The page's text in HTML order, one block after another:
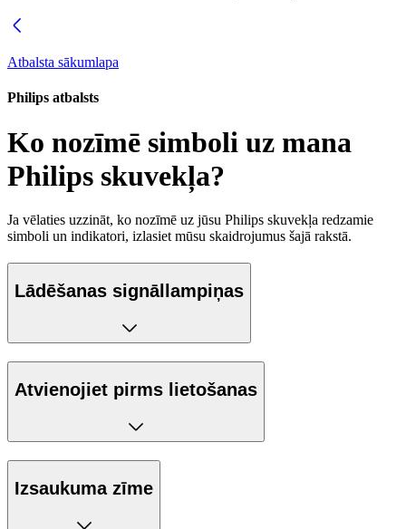
Atbalsta sākumlapa
Philips atbalsts
Ko nozīmē simboli uz mana
Philips skuvekļa?
Ja vēlaties uzzināt, ko nozīmē uz jūsu Philips skuvekļa redzamie
simboli un indikatori, izlasiet mūsu skaidrojumus šajā rakstā.
Lādēšanas signāllampiņas
Atvienojiet pirms lietošanas
Izsaukuma zīme